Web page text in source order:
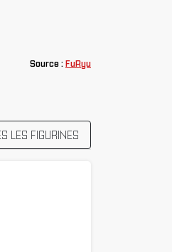
Source :FuRyu
LES FIGURINES